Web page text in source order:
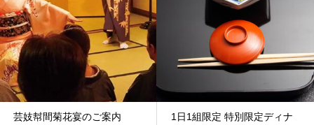
芸妓幇間菊花宴のご案内
1日1組限定 特別限定ディナ